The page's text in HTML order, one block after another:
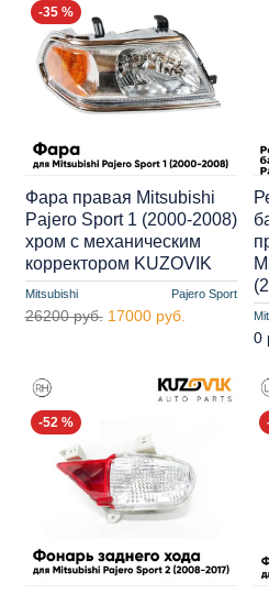
-35 %
Mitsubishi Pajero Sport
Фара правая Mitsubishi
Pajero Sport 1 (2000-2008)
хром с механическим
корректором KUZOVIK
26200 руб. 17000 руб.
0
-52 %